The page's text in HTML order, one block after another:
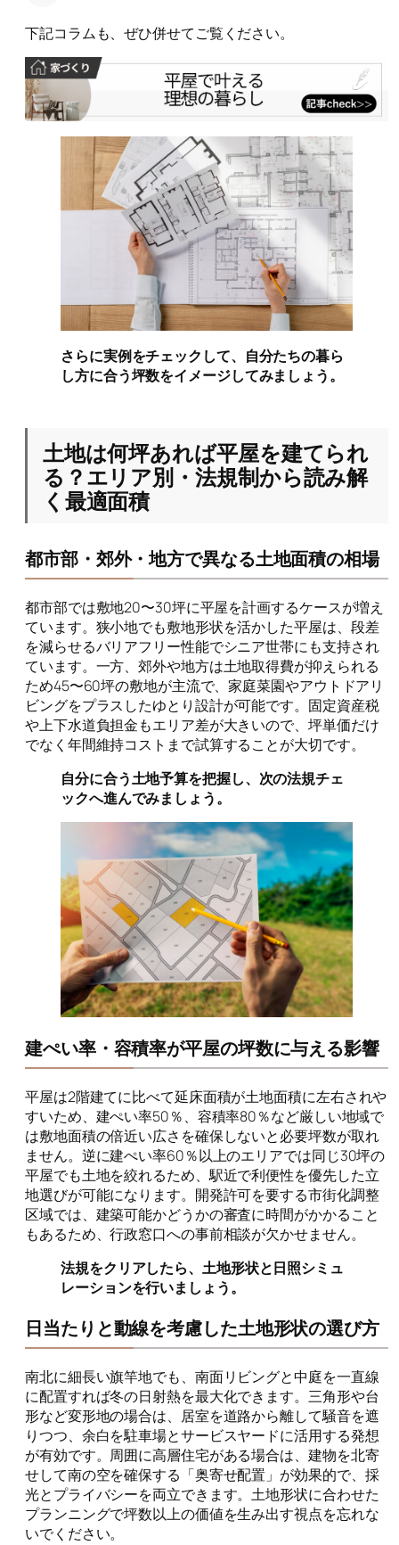
下記コラムも、ぜひ併せてご覧ください。
さらに実例をチェックして、自分たちの暮ら
し方に合う坪数をイメージしてみましょう。
土地は何坪あれば平屋を建てられ
る？エリア別・法規制から読み解
く最適面積
都市部・郊外・地方で異なる土地面積の相場
都市部では敷地20〜30坪に平屋を計画するケースが増え
ています。狭小地でも敷地形状を活かした平屋は、段差
を減らせるバリアフリー性能でシニア世帯にも支持され
ています。一方、郊外や地方は土地取得費が抑えられる
ため45〜60坪の敷地が主流で、家庭菜園やアウトドアリ
ビングをプラスしたゆとり設計が可能です。固定資産税
や上下水道負担金もエリア差が大きいので、坪単価だけ
でなく年間維持コストまで試算することが大切です。
自分に合う土地予算を把握し、次の法規チェ
ックへ進んでみましょう。
建ぺい率・容積率が平屋の坪数に与える影響
平屋は2階建てに比べて延床面積が土地面積に左右されや
すいため、建ぺい率50％、容積率80％など厳しい地域で
は敷地面積の倍近い広さを確保しないと必要坪数が取れ
ません。逆に建ぺい率60％以上のエリアでは同じ30坪の
平屋でも土地を絞れるため、駅近で利便性を優先した立
地選びが可能になります。開発許可を要する市街化調整
区域では、建築可能かどうかの審査に時間がかかること
もあるため、行政窓口への事前相談が欠かせません。
法規をクリアしたら、土地形状と日照シミュ
レーションを行いましょう。
日当たりと動線を考慮した土地形状の選び方
南北に細長い旗竿地でも、南面リビングと中庭を一直線
に配置すれば冬の日射熱を最大化できます。三角形や台
形など変形地の場合は、居室を道路から離して騒音を遮
りつつ、余白を駐車場とサービスヤードに活用する発想
が有効です。周囲に高層住宅がある場合は、建物を北寄
せして南の空を確保する「奥寄せ配置」が効果的で、採
光とプライバシーを両立できます。土地形状に合わせた
プランニングで坪数以上の価値を生み出す視点を忘れな
いでください。